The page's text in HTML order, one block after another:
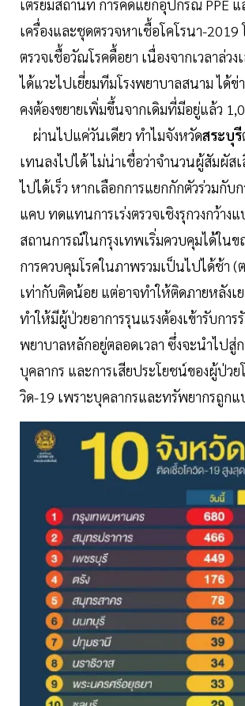
เตรียมสถานที่ การคัดแยกอุปกรณ์ PPE แ
เครื่องและชุดตรวจหาเชื้อโคโรนา-2019
ตรวจเชื้อวัณโรคดื้อยา เนื่องจากเวลาล่วง
ได้แวะไปเยี่ยมทีมโรงพยาบาลสนาม ได้ข่
คงต้องขยายเพิ่มขึ้นจากเดิมที่มีอยู่แล้ว
ผ่านไปแค่วันเดียว ทำไมจังหวัดสระบุรี
เทนลงไปได้ ไม่น่าเชื่อว่าจำนวนผู้สัมผัสเ
ไปได้เร็ว หากเลือกการแยกกักตัวร่วมกับก
แคบ ทดแทนการเร่งตรวจเชิงรุกวงกว้าง
สถานการณ์ในกรุงเทพเริ่มควบคุมได้ใน
การควบคุมโรคในภาพรวมเป็นไปได้ช้า (
เท่ากับติดน้อย แต่อาจทำให้ติดภายหลังเ
ทำให้มีผู้ป่วยอาการรุนแรงต้องเข้ารับการ
พยาบาลหลักอยู่ตลอดเวลา ซึ่งจะนำไปสู่
บุคลากร และการเสียประโยชน์ของผู้ป่ว
วิด-19 เพราะบุคลากรและทรัพยากรถูกแ